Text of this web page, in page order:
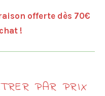
offerte dès 70€
!
PAR PRIX